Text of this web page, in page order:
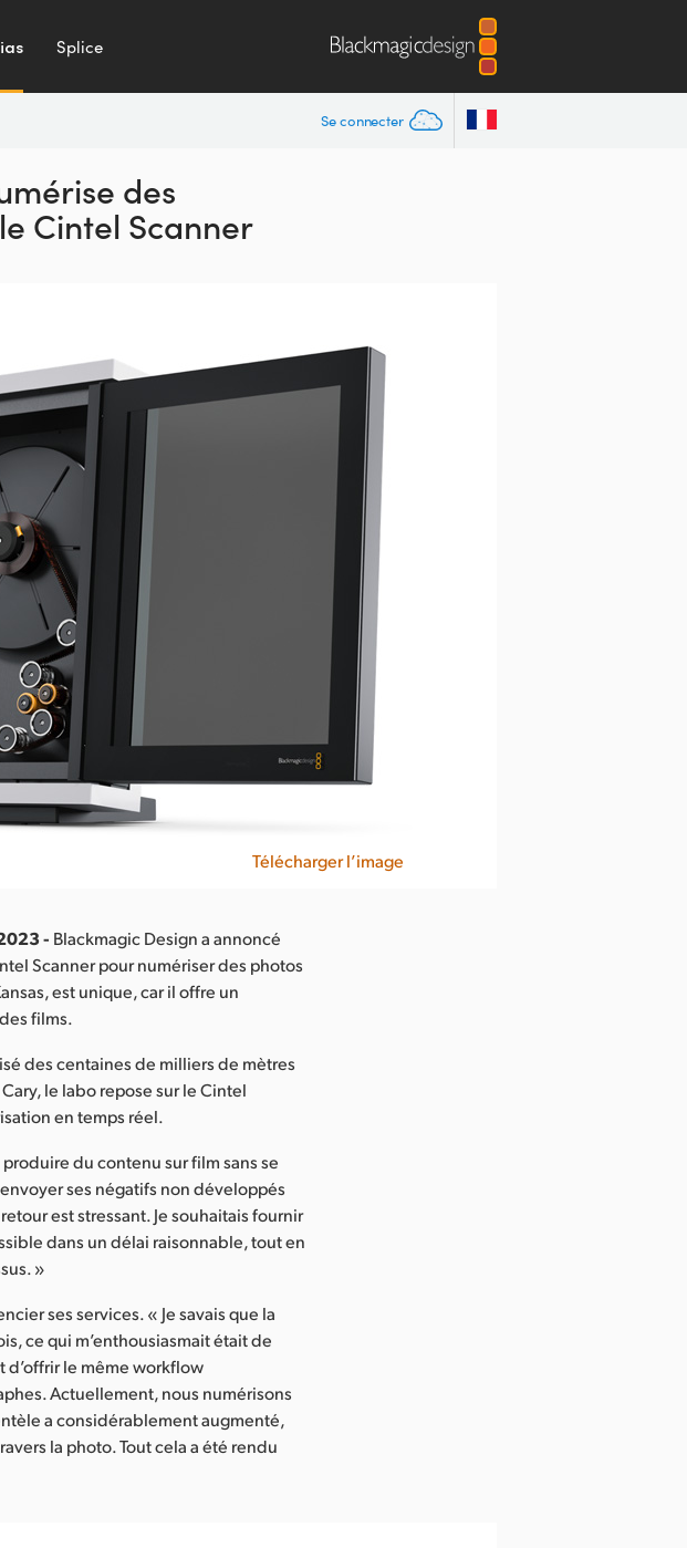
Splice
Se connecter
des
Cintel Scanner
Télécharger l’image
- Blackmagic Design a annoncé
Scanner pour numériser des photos
est unique, car il offre un
films.
des centaines de milliers de mètres
le labo repose sur le Cintel
en temps réel.
produire du contenu sur film sans se
ses négatifs non développés
est stressant. Je souhaitais fournir
dans un délai raisonnable, tout en
»
ses services. « Je savais que la
ce qui m’enthousiasmait était de
d’offrir le même workflow
Actuellement, nous numérisons
a considérablement augmenté,
la photo. Tout cela a été rendu